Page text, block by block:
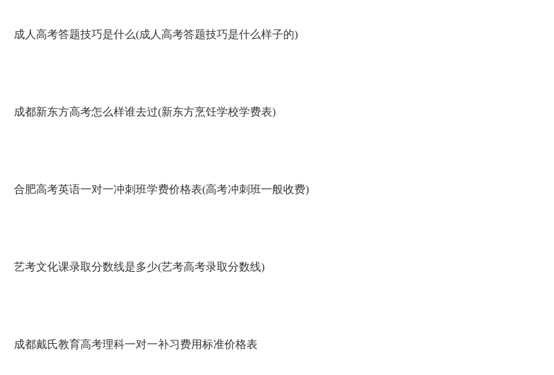
成人高考答题技巧是什么(成人高考答题技巧是什么样子的)
成都新东方高考怎么样谁去过(新东方烹饪学校学费表)
合肥高考英语一对一冲刺班学费价格表(高考冲刺班一般收费)
艺考文化课录取分数线是多少(艺考高考录取分数线)
成都戴氏教育高考理科一对一补习费用标准价格表